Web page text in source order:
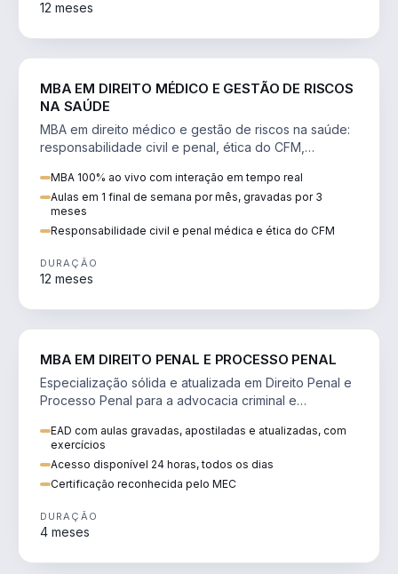
12 meses
MBA EM DIREITO MÉDICO E GESTÃO DE RISCOS
NA SAÚDE
MBA em direito médico e gestão de riscos na saúde:
responsabilidade civil e penal, ética do CFM,
MBA 100% ao vivo com interação em tempo real
Aulas em 1 final de semana por mês, gravadas por 3
meses
Responsabilidade civil e penal médica e ética do CFM
DURAÇÃO
12 meses
MBA EM DIREITO PENAL E PROCESSO PENAL
Especialização sólida e atualizada em Direito Penal e
Processo Penal para a advocacia criminal e
EAD com aulas gravadas, apostiladas e atualizadas, com
exercícios
Acesso disponível 24 horas, todos os dias
Certificação reconhecida pelo MEC
DURAÇÃO
4 meses